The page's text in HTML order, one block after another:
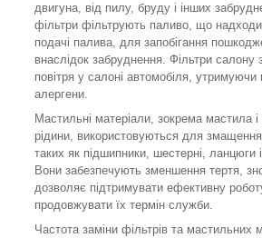
двигуна, від пилу, бруду і інших
фільтри фільтрують паливо, що
подачі палива, для запобігання
внаслідок забруднення. Фільтри салону
повітря у салоні автомобіля, утримуючи
алергени.
Мастильні матеріали, зокрема мастила
рідини, використовуються для
таких як підшипники, шестерні, ланцюги
Вони забезпечують зменшення тертя,
дозволяє підтримувати ефективну
продовжувати їх термін служби.
Частота заміни фільтрів та мастильних